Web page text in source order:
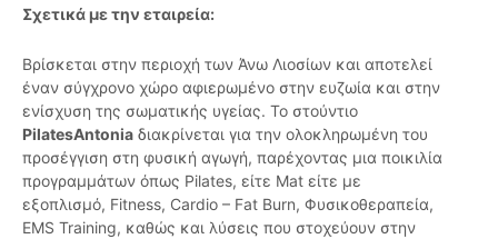
Σχετικά με την εταιρεία:
Βρίσκεται στην περιοχή των Άνω Λιοσίων και αποτελεί
έναν σύγχρονο χώρο αφιερωμένο στην ευζωία και στην
ενίσχυση της σωματικής υγείας. Το στούντιο
PilatesAntonia διακρίνεται για την ολοκληρωμένη του
προσέγγιση στη φυσική αγωγή, παρέχοντας μια ποικιλία
προγραμμάτων όπως Pilates, είτε Mat είτε με
εξοπλισμό, Fitness, Cardio – Fat Burn, Φυσικοθεραπεία,
EMS Training, καθώς και λύσεις που στοχεύουν στην